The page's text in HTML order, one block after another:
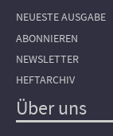
NEUESTE AUSGABE
ABONNIEREN
NEWSLETTER
HEFTARCHIV
Über uns